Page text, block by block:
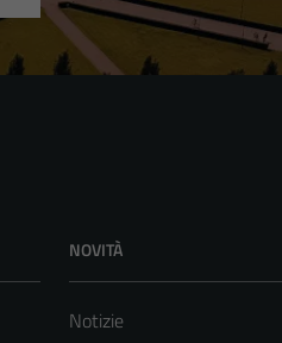
NOVITÀ
Notizie